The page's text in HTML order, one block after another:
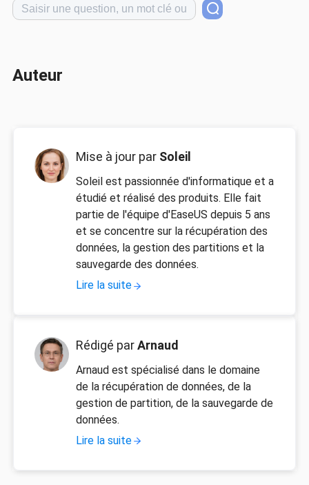
Auteur
Mise à jour par Soleil
Soleil est passionnée d'informatique et a
étudié et réalisé des produits. Elle fait
partie de l'équipe d'EaseUS depuis 5 ans
et se concentre sur la récupération des
données, la gestion des partitions et la
sauvegarde des données.
Lire la suite
Rédigé parArnaud
Arnaud est spécialisé dans le domaine
de la récupération de données, de la
gestion de partition, de la sauvegarde de
données.
Lire la suite